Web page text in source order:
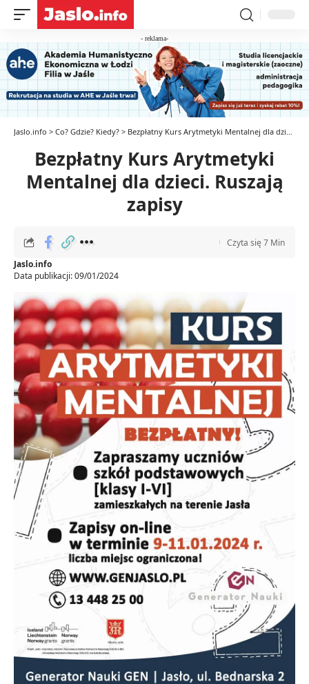
- reklama-
Jaslo.info > Co? Gdzie? Kiedy? > Bezpłatny Kurs Arytmetyki Mentalnej dla dzieci. Ruszają zapisy
Bezpłatny Kurs Arytmetyki
Mentalnej dla dzieci. Ruszają
zapisy
Data publikacji: 09/01/2024
Jaslo.info
Czyta się 7 Min